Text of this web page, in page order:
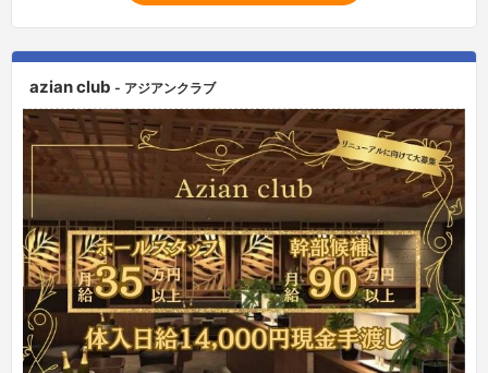
azian club - アジアンクラブ